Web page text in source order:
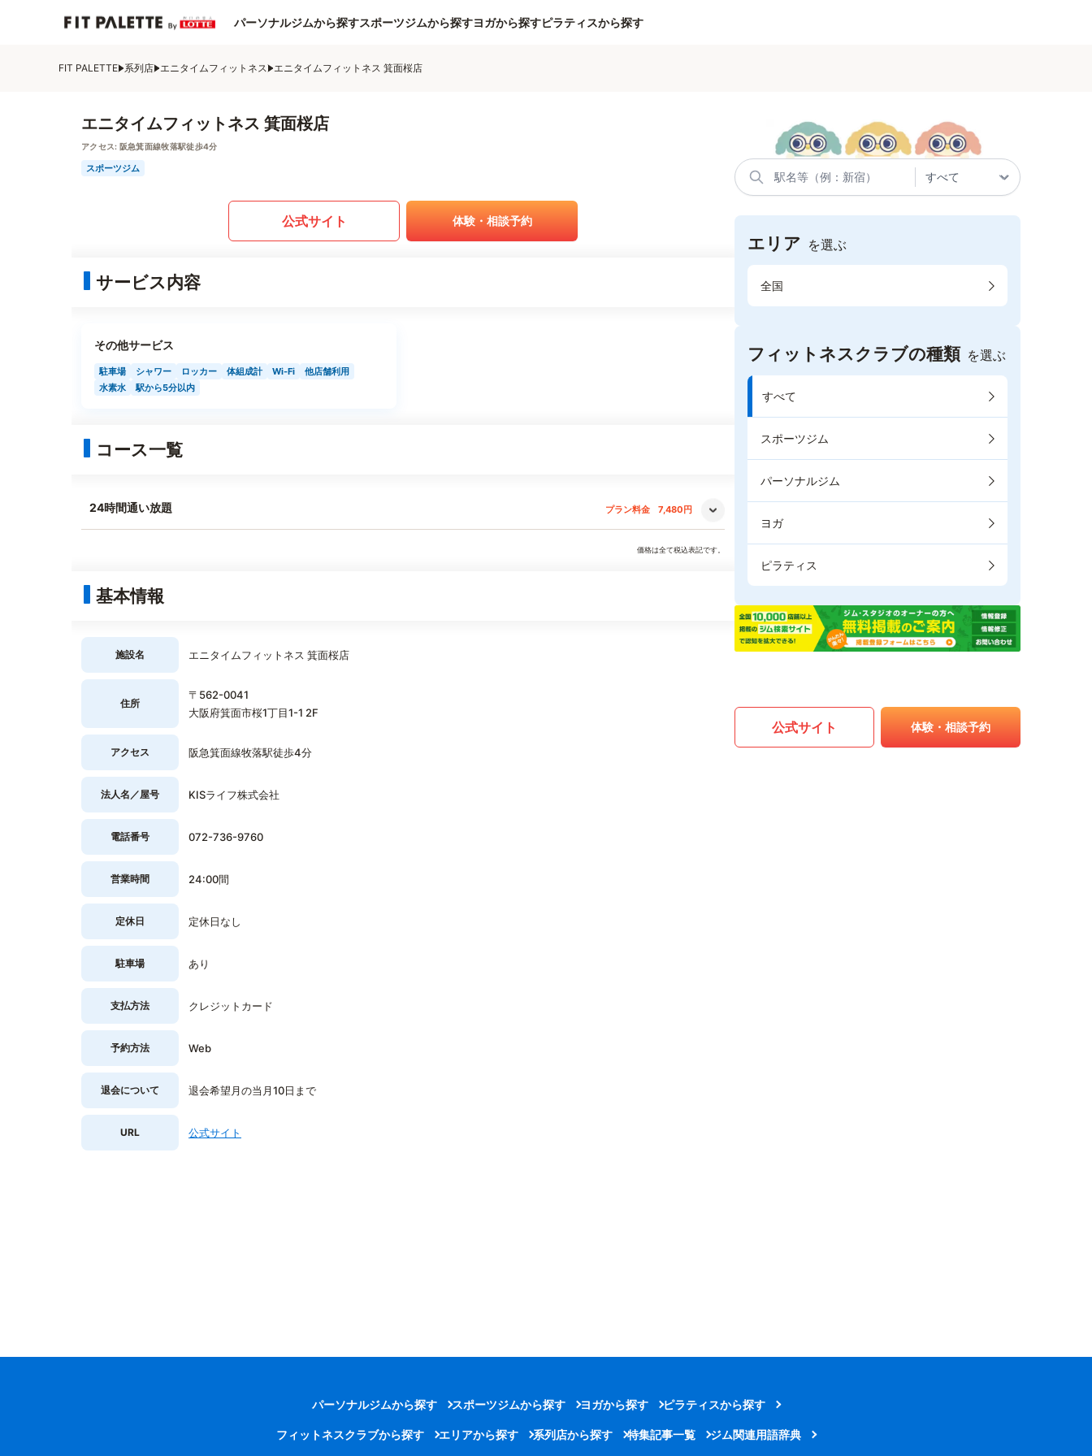
パーソナルジムから探すスポーツジムから探すヨガから探すピラティスから探す
FIT PALETTE 系列店 エニタイムフィットネス エニタイムフィットネス 箕面桜店
エニタイムフィットネス 箕面桜店
アクセス: 阪急箕面線牧落駅徒歩4分
スポーツジム
公式サイト 体験・相談予約
サービス内容
その他サービス
駐車場 シャワー ロッカー 体組成計 Wi-Fi
他店舗利用
水素水
駅から5分以内
コース一覧
24時間通い放題 プラン料金 7,480円
価格は全て税込表記です。
基本情報
施設名 エニタイムフィットネス 箕面桜店
住所
〒562-0041
大阪府箕面市桜1丁目1-1 2F
アクセス 阪急箕面線牧落駅徒歩4分
法人名／屋号 KISライフ株式会社
電話番号 072-736-9760
営業時間 24:00間
定休日 定休日なし
駐車場 あり
支払方法 クレジットカード
予約方法 Web
退会について 退会希望月の当月10日まで
URL 公式サイト
エリア を選ぶ
全国
フィットネスクラブの種類 を選ぶ
すべて
スポーツジム
パーソナルジム
ヨガ
ピラティス
公式サイト 体験・相談予約
パーソナルジムから探す スポーツジムから探す ヨガから探す ピラティスから探す
フィットネスクラブから探す エリアから探す 系列店から探す 特集記事一覧 ジム関連用語辞典